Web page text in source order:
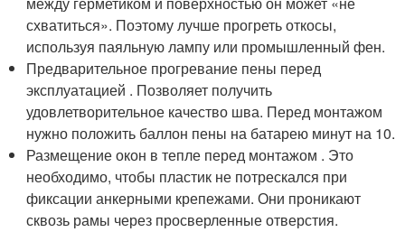
схватиться». Поэтому лучше прогреть откосы,
используя паяльную лампу или промышленный фен.
Предварительное прогревание пены перед
эксплуатацией . Позволяет получить
удовлетворительное качество шва. Перед монтажом
нужно положить баллон пены на батарею минут на 10.
Размещение окон в тепле перед монтажом . Это
необходимо, чтобы пластик не потрескался при
фиксации анкерными крепежами. Они проникают
сквозь рамы через просверленные отверстия.